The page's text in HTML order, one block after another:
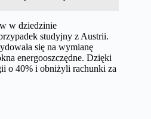
w dziedzinie
studyjny z Austrii.
się na wymianę
energooszczędne. Dzięki
o 40% i obniżyli rachunki za